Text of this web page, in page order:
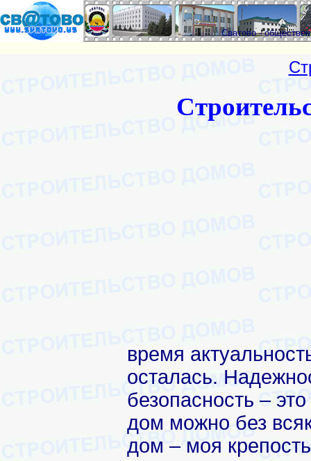
Сватово -
время
осталась.
безопасность –
дом можно без
дом – моя